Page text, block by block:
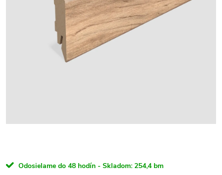
Odosielame do 48 hodín - Skladom: 254,4 bm